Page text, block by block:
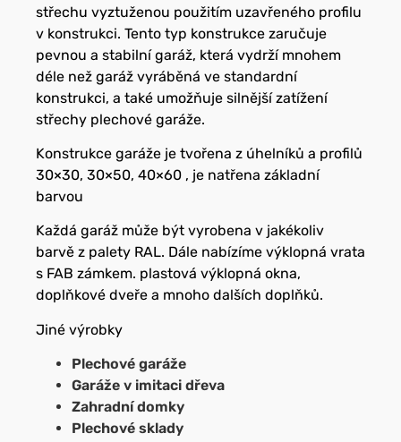
střechu vyztuženou použitím uzavřeného profilu
v konstrukci. Tento typ konstrukce zaručuje
pevnou a stabilní garáž, která vydrží mnohem
déle než garáž vyráběná ve standardní
konstrukci, a také umožňuje silnější zatížení
střechy plechové garáže.
Konstrukce garáže je tvořena z úhelníků a profilů
30×30, 30×50, 40×60 , je natřena základní
barvou
Každá garáž může být vyrobena v jakékoliv
barvě z palety RAL. Dále nabízíme výklopná vrata
s FAB zámkem. plastová výklopná okna,
doplňkové dveře a mnoho dalších doplňků.
Jiné výrobky
Plechové garáže
Garáže v imitaci dřeva
Zahradní domky
Plechové sklady